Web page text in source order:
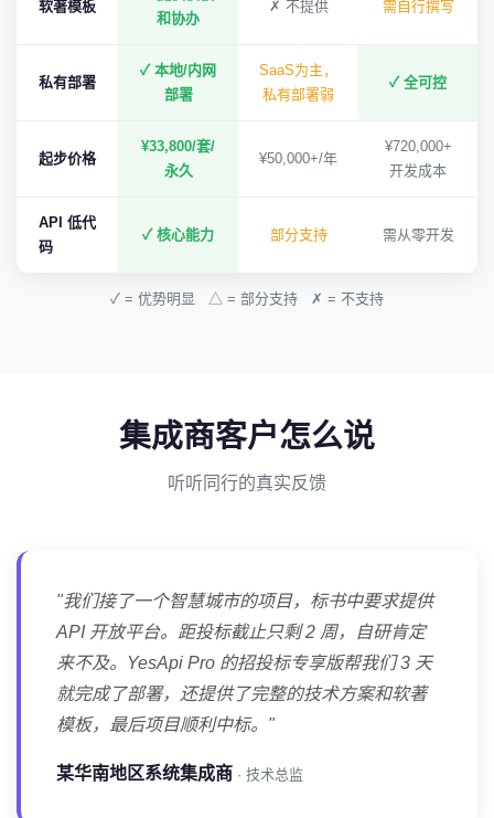
软著模板
和协办
✗ 不提供 需自行撰写
私有部署
✓ 本地/内网
部署
SaaS为主，
私有部署弱
✓ 全可控
起步价格
¥33,800/套/
永久
¥50,000+/年
¥720,000+
开发成本
API 低代
码
✓ 核心能力 部分支持 需从零开发
✓ = 优势明显 △ = 部分支持 ✗ = 不支持
集成商客户怎么说
听听同行的真实反馈
"我们接了一个智慧城市的项目，标书中要求提供
API 开放平台。距投标截止只剩 2 周，自研肯定
来不及。YesApi Pro 的招投标专享版帮我们 3 天
就完成了部署，还提供了完整的技术方案和软著
模板，最后项目顺利中标。"
某华南地区系统集成商 · 技术总监